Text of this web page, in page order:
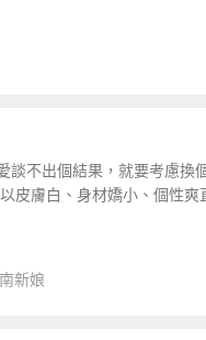
談不出個結果，就要考慮換
皮膚白、身材嬌小、個性爽
新娘